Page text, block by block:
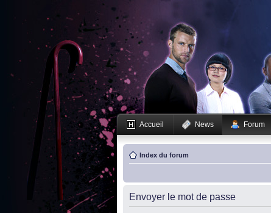
Accueil News Forum
Index du forum
Envoyer le mot de passe